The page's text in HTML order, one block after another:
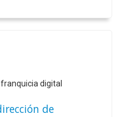
digital
de